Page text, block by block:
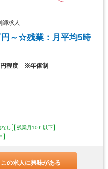
求人
円～☆残業：月平均5時
円程度 ※年俸制
なし
残業月10ｈ以下
この求人に興味がある